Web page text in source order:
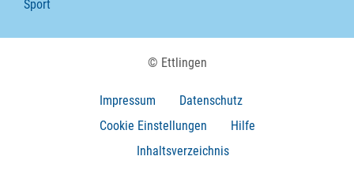
Sport
© Ettlingen
Impressum
Datenschutz
Cookie Einstellungen
Hilfe
Inhaltsverzeichnis